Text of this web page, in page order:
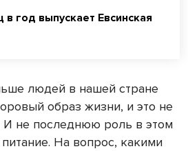
год выпускает Евсинская
людей в нашей стране
образ жизни, и это не
И не последнюю роль в этом
На вопрос, какими